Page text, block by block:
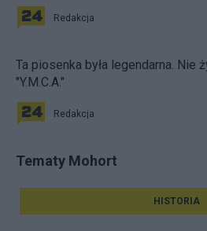
Redakcja
Ta piosenka była legendarna. Nie
"Y.M.C.A."
Redakcja
Tematy Mohort
HISTORIA